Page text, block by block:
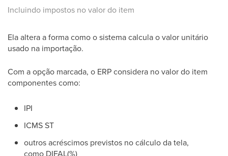
Incluindo impostos no valor do item
Ela altera a forma como o sistema calcula o valor unitário
usado na importação.
Com a opção marcada, o ERP considera no valor do item
componentes como:
IPI
ICMS ST
outros acréscimos previstos no cálculo da tela,
como DIFAL(%)